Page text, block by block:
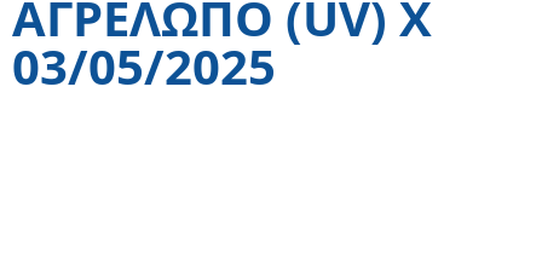
ΑΓΡΕΛΩΠΟ (UV) Χ
03/05/2025